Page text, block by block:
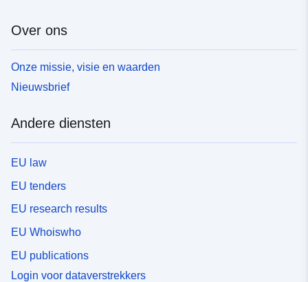
Over ons
Onze missie, visie en waarden
Nieuwsbrief
Andere diensten
EU law
EU tenders
EU research results
EU Whoiswho
EU publications
Login voor dataverstrekkers